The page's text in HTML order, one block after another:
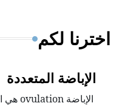
اخترنا لكم
الإباضة المتعددة